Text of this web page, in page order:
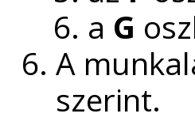
a G
A
szerint.